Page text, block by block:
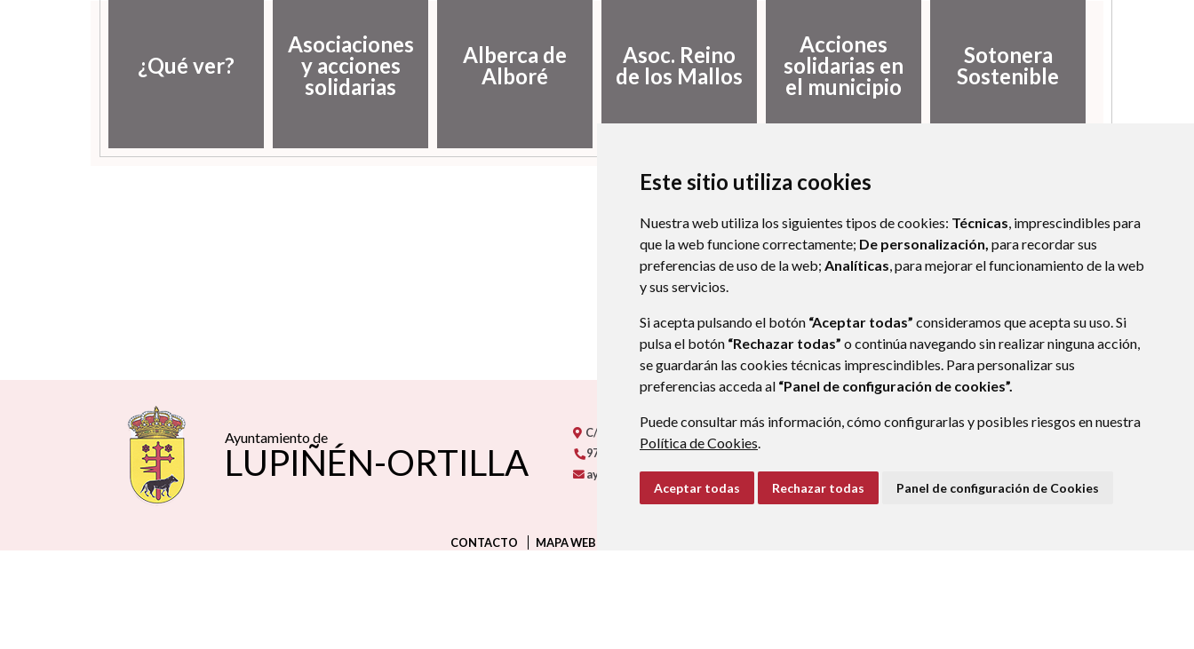
Este sitio utiliza cookies
Nuestra web utiliza los siguientes tipos de cookies: Técnicas, imprescindibles para
que la web funcione correctamente; De personalización, para recordar sus
preferencias de uso de la web; Analíticas, para mejorar el funcionamiento de la web
y sus servicios.
Si acepta pulsando el botón “Aceptar todas” consideramos que acepta su uso. Si
pulsa el botón “Rechazar todas” o continúa navegando sin realizar ninguna acción,
se guardarán las cookies técnicas imprescindibles. Para personalizar sus
preferencias acceda al “Panel de configuración de cookies”.
Puede consultar más información, cómo configurarlas y posibles riesgos en nuestra
Política de Cookies.
Aceptar todas Rechazar todas Panel de configuración de Cookies
¿Qué ver?
Asociaciones
y acciones
solidarias
Alberca de
Alboré
Asoc. Reino
de los Mallos
Acciones
solidarias en
el municipio
Sotonera
Sostenible
Ayuntamiento de
LUPIÑÉN-ORTILLA
C/ Torraza, s/n - ARAGÓN
974270157
974270157
aytolupinnen-ortilla@aragon.es
CONTACTO MAPA WEB